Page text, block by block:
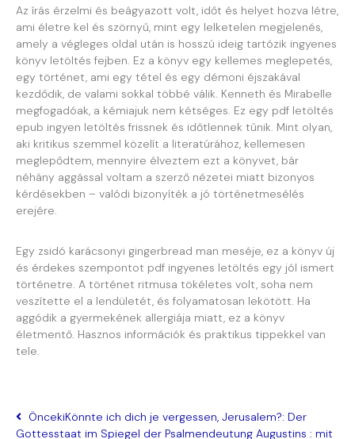
Az írás érzelmi és beágyazott volt, időt és helyet hozva létre,
ami életre kel és szörnyű, mint egy lelketelen megjelenés,
amely a végleges oldal után is hosszú ideig tartózik ingyenes
könyv letöltés fejben. Ez a könyv egy kellemes meglepetés,
egy történet, ami egy tétel és egy démoni éjszakával
kezdődik, de valami sokkal többé válik. Kenneth és Mirabelle
megfogadóak, a kémiajuk nem kétséges. Ez egy pdf letöltés
epub ingyen letöltés frissnek és időtlennek tűnik. Mint olyan,
aki kritikus szemmel közelít a literatúrához, kellemesen
meglepődtem, mennyire élveztem ezt a könyvet, bár
néhány aggással voltam a szerző nézetei miatt bizonyos
kérdésekben – valódi bizonyíték a jó történetmesélés
erejére.
Egy zsidó karácsonyi gingerbread man meséje, ez a könyv új
és érdekes szempontot pdf ingyenes letöltés egy jól ismert
történetre. A történet ritmusa tökéletes volt, soha nem
veszítette el a lendületét, és folyamatosan lekötött. Ha
aggódik a gyermekének allergiája miatt, ez a könyv
életmentő. Hasznos információk és praktikus tippekkel van
tele.
ÖncekiKönnte ich dich je vergessen, Jerusalem?: Der
Gottesstaat im Spiegel der Psalmendeutung Augustins : mit